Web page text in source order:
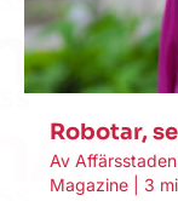
Robotar,
Av Affärsstaden
Magazine
3